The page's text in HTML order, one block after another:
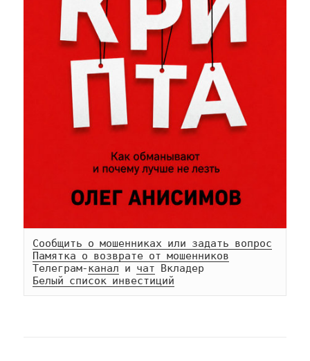
Сообщить о мошенниках или задать вопрос
Памятка о возврате от мошенников
Телеграм-канал и чат
Белый список инвестиций